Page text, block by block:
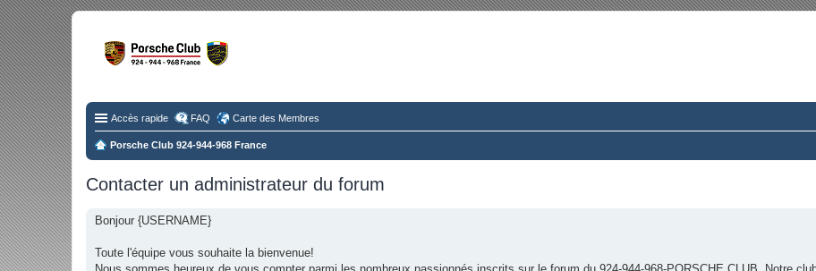
Accès rapide FAQ Carte des Membres
Porsche Club 924-944-968 France
Contacter un administrateur du forum
Bonjour {USERNAME}
Toute l'équipe vous souhaite la bienvenue!